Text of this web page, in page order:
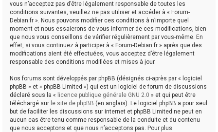
vous n’acceptez pas d’être légalement responsable de toutes les
conditions suivantes, veuillez ne pas utiliser et accéder à « Forum-
Debian.fr ». Nous pouvons modifier ces conditions à n’importe quel
moment et nous essaierons de vous informer de ces modifications, bien
que nous vous conseillons de vérifier régulièrement par vous-même. En
effet, si vous continuez à participer à « Forum-Debian.fr » après que des
modifications aient été effectuées, vous acceptez d’être légalement
responsable des conditions modifiées et mises à jour.
Nos forums sont développés par phpBB (désignés ci-après par « logiciel
phpBB » et « phpBB Limited ») qui est un logiciel de forum de discussions
déclaré sous la « licence publique générale GNU 2.0 » et qui peut être
téléchargé sur le site de phpBB (en anglais). Le logiciel phpBB a pour seul
but de faciliter les discussions sur internet et phpBB Limited ne peut en
aucun cas être tenu comme responsable de la conduite et du contenu
que nous acceptons et que nous n’acceptons pas. Pour plus